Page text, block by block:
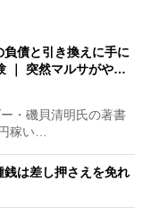
負債と引き換えに手に
｜ 突然マルサがや…
・磯貝清明氏の著書
稼い…
は差し押さえを免れ